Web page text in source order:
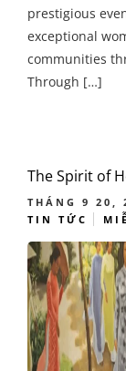
prestigious
exceptional
communities
Through […]
The Spirit of
THÁNG 9 20,
TIN TỨC